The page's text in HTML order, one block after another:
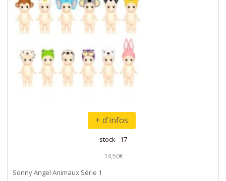
+ d'infos
stock 17
14,50€
Sonny Angel Animaux Série 1